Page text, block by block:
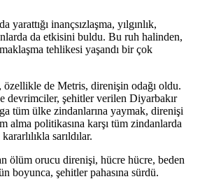
inançsızlaşma, yılgınlık,
da etkisini buldu. Bu ruh halinden,
tehlikesi yaşandı bir çok
de Metris, direnişin odağı oldu.
devrimciler, şehitler verilen Diyarbakır
tüm ülke zindanlarına yaymak, direnişi
alma politikasına karşı tüm zindanlarda
sarıldılar.
ölüm orucu direnişi, hücre hücre, beden
boyunca, şehitler pahasına sürdü.